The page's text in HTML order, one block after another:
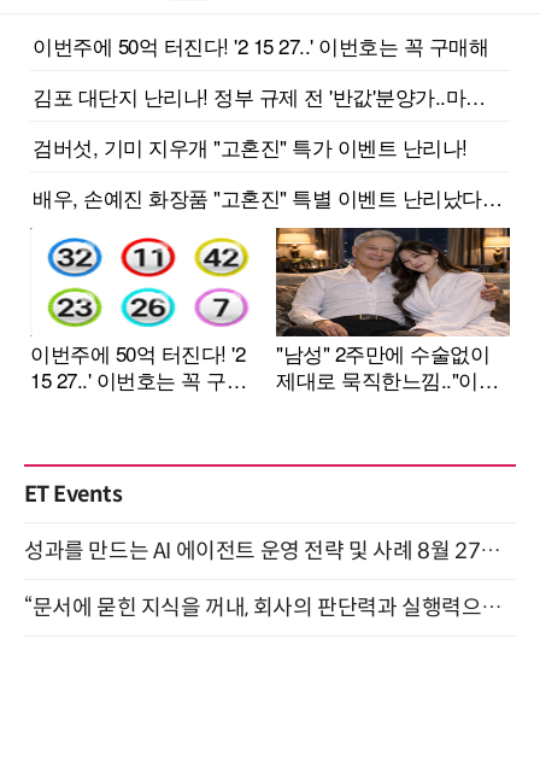
ET Events
성과를 만드는 AI 에이전트 운영 전략 및 사례 8월 27일 개최
“문서에 묻힌 지식을 꺼내, 회사의 판단력과 실행력으로 바꾸다” (8/20)